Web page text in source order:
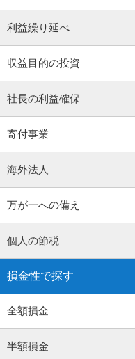
利益繰り延べ
収益目的の投資
社長の利益確保
寄付事業
海外法人
万が一への備え
個人の節税
損金性で探す
全額損金
半額損金